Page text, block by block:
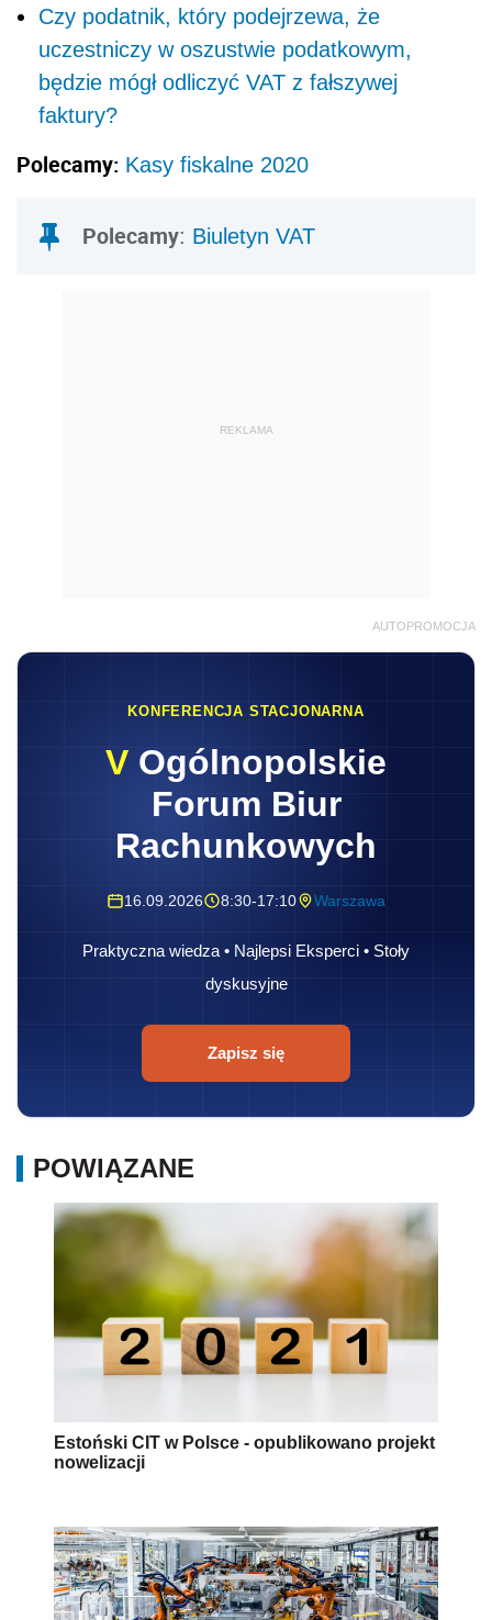
Czy podatnik, który podejrzewa, że
uczestniczy w oszustwie podatkowym,
będzie mógł odliczyć VAT z fałszywej
faktury?
Polecamy: Kasy fiskalne 2020
Polecamy: Biuletyn VAT
REKLAMA
AUTOPROMOCJA
KONFERENCJA STACJONARNA
V Ogólnopolskie
Forum Biur
Rachunkowych
16.09.2026 8:30-17:10 Warszawa
Praktyczna wiedza • Najlepsi Eksperci • Stoły
dyskusyjne
Zapisz się
POWIĄZANE
Estoński CIT w Polsce - opublikowano projekt
nowelizacji